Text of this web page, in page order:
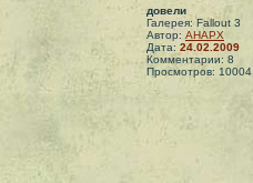
довели
Галерея: Fallout 3
Автор: АНАРХ
Дата: 24.02.2009
Комментарии: 8
Просмотров: 10004